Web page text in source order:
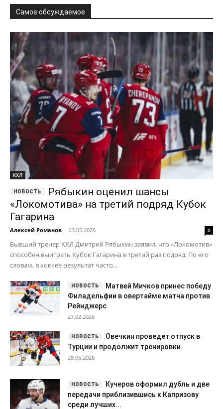
Самое обсуждаемое
КХЛ
Рябыкин оценил шансы
«Локомотива» на третий подряд Кубок
Гагарина
Алексей Романов - 23.05.2026 0
Бывший тренер КХЛ Дмитрий Рябыкин заявил, что «Локомотив»
способен выиграть Кубок Гагарина в третий раз подряд. По его
словам, в хоккее результат часто...
Матвей Мичков принес победу
Филадельфии в овертайме матча против
Рейнджерс
27.02.2026
Овечкин проведет отпуск в
Турции и продолжит тренировки
28.05.2026
Кучеров оформил дубль и две
передачи приблизившись к Капризову
среди лучших...